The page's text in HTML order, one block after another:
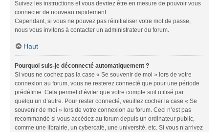
Suivez les instructions et vous devriez être en mesure de pouvoir vous
connecter de nouveau rapidement.
Cependant, si vous ne pouvez pas réinitialiser votre mot de passe,
nous vous invitons à contacter un administrateur du forum.
Haut
Pourquoi suis-je déconnecté automatiquement ?
Si vous ne cochez pas la case « Se souvenir de moi » lors de votre
connexion au forum, vous ne resterez connecté que pour une période
prédéfinie. Cela permet d’éviter que votre compte soit utilisé par
quelqu’un d’autre. Pour rester connecté, veuillez cocher la case « Se
souvenir de moi » lors de votre connexion au forum. Ceci n’est pas
recommandé si vous accédez au forum depuis un ordinateur public,
comme une librairie, un cybercafé, une université, etc. Si vous n’arrivez